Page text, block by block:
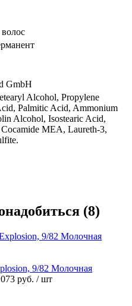
GmbH
Alcohol, Propylene
Palmitic Acid, Ammonium
Alcohol, Isostearic Acid,
MEA, Laureth-3,
(8)
9/82 Молочная
руб. / шт